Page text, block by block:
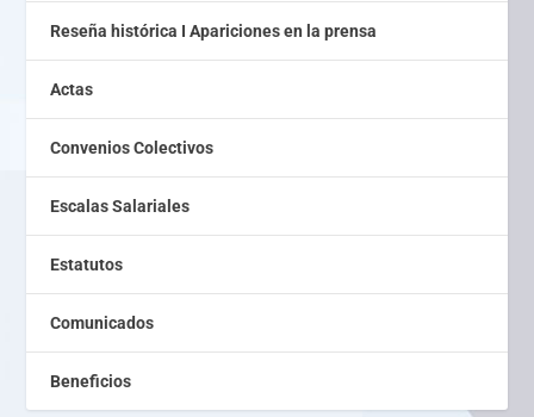
Reseña histórica I Apariciones en la prensa
Actas
Convenios Colectivos
Escalas Salariales
Estatutos
Comunicados
Beneficios